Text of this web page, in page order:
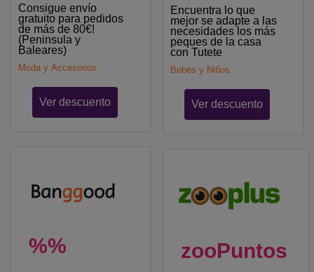
Consigue envío
gratuito para pedidos
de más de 80€!
(Peninsula y
Baleares)
Moda y Accesorios
Ver descuento
%%
Encuentra lo que
mejor se adapte a las
necesidades los más
peques de la casa
con Tutete
Bebés y Niños
Ver descuento
zooPuntos